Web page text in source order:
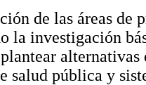
de las áreas de
la investigación
salud pública y